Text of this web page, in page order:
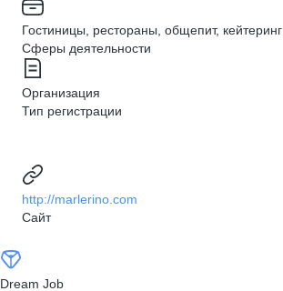
Гостиницы, рестораны, общепит, кейтеринг
Сферы деятельности
Организация
Тип регистрации
http://marlerino.com
Сайт
Dream Job